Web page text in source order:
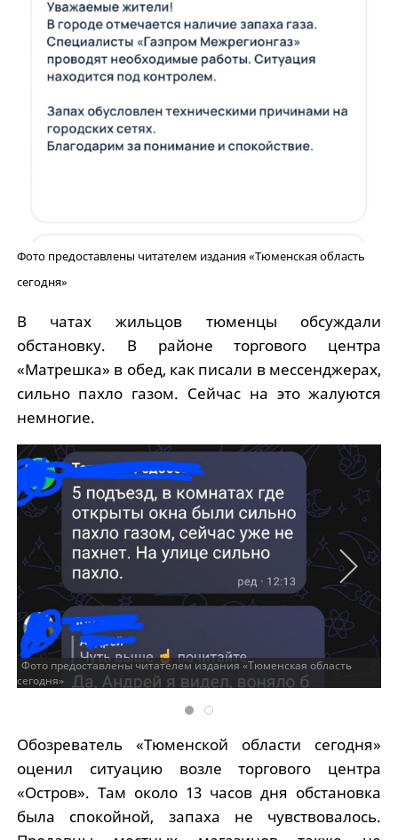
Фото предоставлены читателем издания «Тюменская область
сегодня»
В чатах жильцов тюменцы обсуждали
обстановку. В районе торгового центра
«Матрешка» в обед, как писали в мессенджерах,
сильно пахло газом. Сейчас на это жалуются
немногие.
Фото предоставлены читателем издания «Тюменская область
сегодня»
Обозреватель «Тюменской области сегодня»
оценил ситуацию возле торгового центра
«Остров». Там около 13 часов дня обстановка
была спокойной, запаха не чувствовалось.